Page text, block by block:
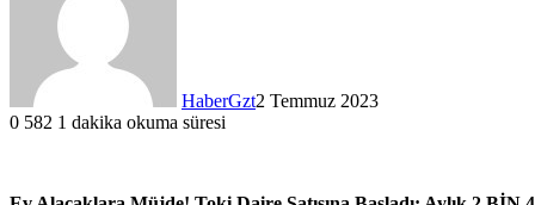
HaberGzt2 Temmuz 2023
0 582 1 dakika okuma süresi